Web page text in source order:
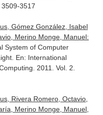
3517
Gómez González, Isabel
Merino Monge, Manuel:
System of Computer
En: International
. 2011. Vol. 2.
Rivera Romero, Octavio,
Merino Monge, Manuel,